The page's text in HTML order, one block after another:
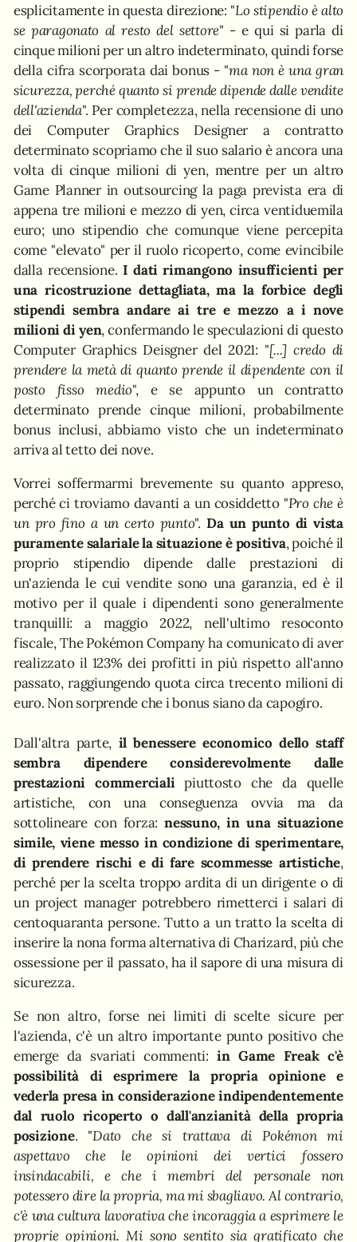
esplicitamente in questa direzione: "Lo stipendio è alto
se paragonato al resto del settore" - e qui si parla di
cinque milioni per un altro indeterminato, quindi forse
della cifra scorporata dai bonus - "ma non è una gran
sicurezza, perché quanto si prende dipende dalle vendite
dell'azienda". Per completezza, nella recensione di uno
dei Computer Graphics Designer a contratto
determinato scopriamo che il suo salario è ancora una
volta di cinque milioni di yen, mentre per un altro
Game Planner in outsourcing la paga prevista era di
appena tre milioni e mezzo di yen, circa ventiduemila
euro; uno stipendio che comunque viene percepita
come "elevato" per il ruolo ricoperto, come evincibile
dalla recensione. I dati rimangono insufficienti per
una ricostruzione dettagliata, ma la forbice degli
stipendi sembra andare ai tre e mezzo a i nove
milioni di yen, confermando le speculazioni di questo
Computer Graphics Deisgner del 2021: "[...] credo di
prendere la metà di quanto prende il dipendente con il
posto fisso medio", e se appunto un contratto
determinato prende cinque milioni, probabilmente
bonus inclusi, abbiamo visto che un indeterminato
arriva al tetto dei nove.
Vorrei soffermarmi brevemente su quanto appreso,
perché ci troviamo davanti a un cosiddetto "Pro che è
un pro fino a un certo punto". Da un punto di vista
puramente salariale la situazione è positiva, poiché il
proprio stipendio dipende dalle prestazioni di
un'azienda le cui vendite sono una garanzia, ed è il
motivo per il quale i dipendenti sono generalmente
tranquilli: a maggio 2022, nell'ultimo resoconto
fiscale, The Pokémon Company ha comunicato di aver
realizzato il 123% dei profitti in più rispetto all'anno
passato, raggiungendo quota circa trecento milioni di
euro. Non sorprende che i bonus siano da capogiro.
Dall'altra parte, il benessere economico dello staff
sembra dipendere considerevolmente dalle
prestazioni commercialipiuttosto che da quelle
artistiche, con una conseguenza ovvia ma da
sottolineare con forza:nessuno, in una situazione
simile, viene messo in condizione di sperimentare,
di prendere rischi e di fare scommesse artistiche,
perché per la scelta troppo ardita di un dirigente o di
un project manager potrebbero rimetterci i salari di
centoquaranta persone. Tutto a un tratto la scelta di
inserire la nona forma alternativa di Charizard, più che
ossessione per il passato, ha il sapore di una misura di
sicurezza.
Se non altro, forse nei limiti di scelte sicure per
l'azienda, c'è un altro importante punto positivo che
emerge da svariati commenti:in Game Freak c'è
possibilità di esprimere la propria opinione e
vederla presa in considerazione indipendentemente
dal ruolo ricoperto o dall'anzianità della propria
posizione. "Dato che si trattava di Pokémon mi
aspettavo che le opinioni dei vertici fossero
insindacabili, e che i membri del personale non
potessero dire la propria, ma mi sbagliavo. Al contrario,
c'è una cultura lavorativa che incoraggia a esprimere le
proprie opinioni. Mi sono sentito sia gratificato che